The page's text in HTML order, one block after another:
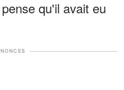
qu'il avait eu